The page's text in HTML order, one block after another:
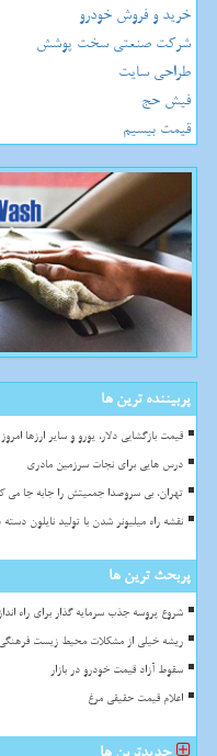
خرید و فروش خودرو
شرکت صنعتی سخت پوشش
طراحی سایت
فیش حج
قیمت بیسیم
پربیننده ترین ها
قیمت بازگشایی دلار، یورو و سایر ارزها امروز ۱۳ خرداد ۱۴۰۵ به همراه جدول
درس هایی برای نجات سرزمین مادری
تهران، بی سروصدا جمعیتش را جابه جا می
نقشه راه میلیونر شدن با تولید نایلون دسته
پربحث ترین ها
شروع پروسه جذب سرمایه گذار برای راه اندازی زباله
ریشه خیلی از مشکلات محیط زیست
سقوط آزاد قیمت خودرو در بازار
اعلام قیمت حقیقی مرغ